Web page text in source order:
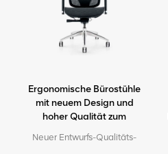
Ergonomische Bürostühle
mit neuem Design und
hoher Qualität zum
Neuer Entwurfs-Qualitäts-